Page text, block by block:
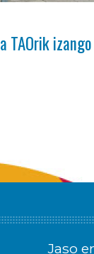
TAOrik izango
Jaso